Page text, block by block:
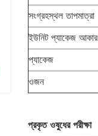
সংগ্রহস্থল তাপমাত্রা
ইউনিট প্যাকেজ আকার
প্যাকেজ
ওজন
প্রকৃত ওষুধের পরীক্ষা